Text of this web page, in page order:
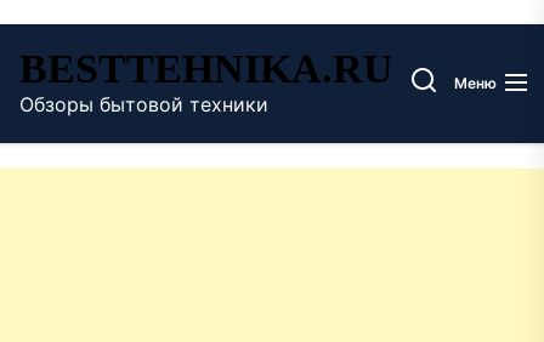
содержимому
BESTTEHNIKA.RU
Обзоры бытовой техники
Меню